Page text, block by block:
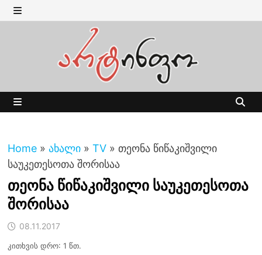
Skip
to MENU
Home » ახალი » TV » თეონა წიწაკიშვილი
საუკეთესოთა შორისაა
თეონა წიწაკიშვილი საუკეთესოთა
შორისაა
08.11.2017
კითხვის დრო: 1 წთ.